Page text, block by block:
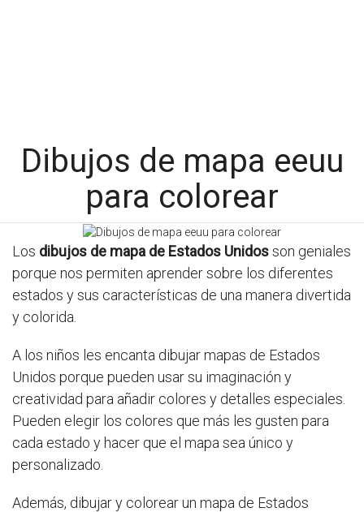
Dibujos de mapa eeuu
para colorear
Los dibujos de mapa de Estados Unidosson geniales
porque nos permiten aprender sobre los diferentes
estados y sus características de una manera divertida
y colorida.
A los niños les encanta dibujar mapas de Estados
Unidos porque pueden usar su imaginación y
creatividad para añadir colores y detalles especiales.
Pueden elegir los colores que más les gusten para
cada estado y hacer que el mapa sea único y
personalizado.
Además, dibujar y colorear un mapa de Estados